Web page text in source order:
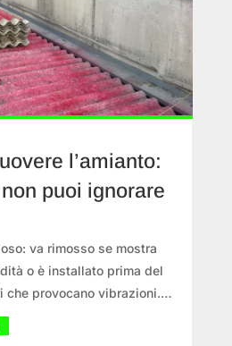
l’amianto:
puoi ignorare
va rimosso se mostra
o è installato prima del
che provocano vibrazioni.
ne conferma la
da 30 a oltre 100 €/m².